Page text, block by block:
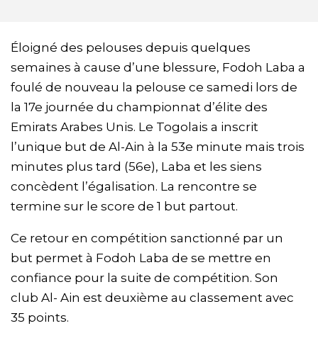
Éloigné des pelouses depuis quelques
semaines à cause d’une blessure, Fodoh Laba a
foulé de nouveau la pelouse ce samedi lors de
la 17e journée du championnat d’élite des
Emirats Arabes Unis. Le Togolais a inscrit
l’unique but de Al-Ain à la 53e minute mais trois
minutes plus tard (56e), Laba et les siens
concèdent l’égalisation. La rencontre se
termine sur le score de 1 but partout.
Ce retour en compétition sanctionné par un
but permet à Fodoh Laba de se mettre en
confiance pour la suite de compétition. Son
club Al- Ain est deuxième au classement avec
35 points.